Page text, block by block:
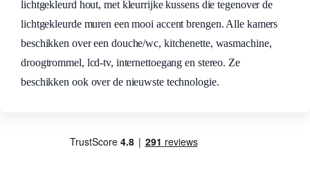
lichtgekleurd hout, met kleurrijke kussens die tegenover de
lichtgekleurde muren een mooi accent brengen. Alle kamers
beschikken over een douche/wc, kitchenette, wasmachine,
droogtrommel, lcd-tv, internettoegang en stereo. Ze
beschikken ook over de nieuwste technologie.